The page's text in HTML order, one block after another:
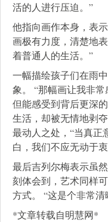
活的人进行压迫。”
他指向画作本身，表
画极有力度，清楚地
着普通人的生活。”
一幅描绘孩子们在雨
象。 “那幅画让我非
但能感受到背后更深
生活，却被无情地剥
最动人之处，“当真正
白，我们不应无动于
最后吉列尔梅表示虽
刻体会到，艺术同样
方式。 “这是个非常
*文章转载自明慧网*